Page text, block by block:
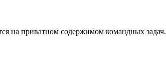
на приватном содержимом командных задач.